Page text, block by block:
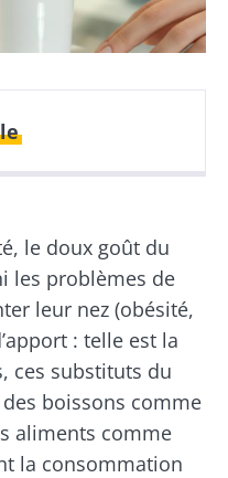
le doux goût du
les problèmes de
leur nez (obésité,
: telle est la
ces substituts du
boissons comme
aliments comme
la consommation